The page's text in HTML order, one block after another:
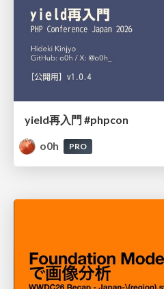
yield再入門 #phpcon
o0h
PRO